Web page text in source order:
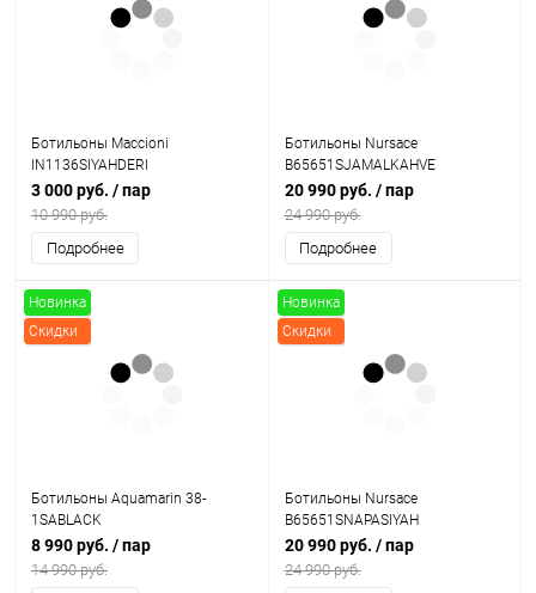
Ботильоны Maccioni
IN1136SIYAHDERI
3 000 руб. / пар
10 990 руб.
Подробнее
Ботильоны Nursace
B65651SJAMALKAHVE
20 990 руб. / пар
24 990 руб.
Подробнее
Новинка
Скидки
Ботильоны Aquamarin 38-
1SABLACK
8 990 руб. / пар
14 990 руб.
Новинка
Скидки
Ботильоны Nursace
B65651SNAPASIYAH
20 990 руб. / пар
24 990 руб.